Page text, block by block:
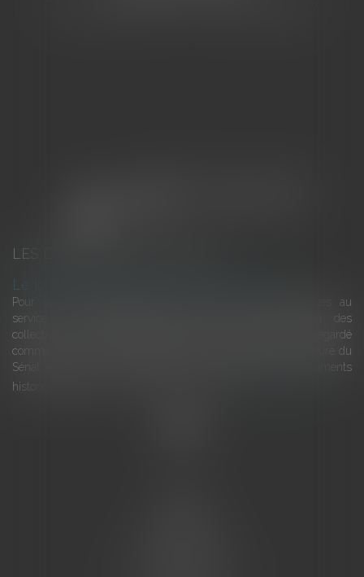
LES DERNIÈRES ACTUALITÉS
Le joug léger des monuments historiques
Pour une gestion patrimoniale des monuments historiques au
service du développement économique et touristique des
collectivités Le monument historique a longtemps été regardé
comme une charge. Le rapport que la commission de la culture du
Sénat a consacré, en juillet 2026, à la gestion des monuments
historiques invite à y voir aussi une ressour...